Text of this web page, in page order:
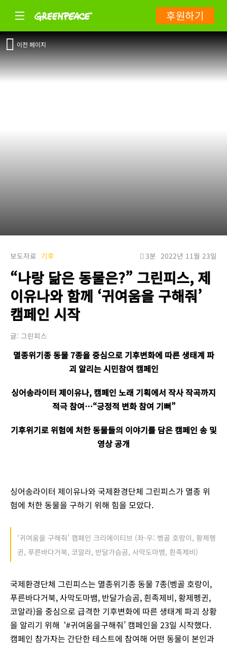
후원하기
이전 페이지
보도자료 기후 3분 2022년 11월 23일
“나랑 닮은 동물은?” 그린피스, 제
이유나와 함께 ‘귀여움을 구해줘’
캠페인 시작
글: 그린피스
멸종위기종 동물 7종을 중심으로 기후변화에 따른 생태계 파
괴 알리는 시민참여 캠페인
싱어송라이터 제이유나, 캠페인 노래 기획에서 작사 작곡까지
적극 참여…“긍정적 변화 참여 기뻐”
기후위기로 위험에 처한 동물들의 이야기를 담은 캠페인 송 및
영상 공개
싱어송라이터 제이유나와 국제환경단체 그린피스가 멸종 위
험에 처한 동물을 구하기 위해 힘을 모았다.
‘귀여움을 구해줘’ 캠페인 크리에이티브 (좌-우: 벵골 호랑이, 황제펭
귄, 푸른바다거북, 코알라, 반달가슴곰, 사막도마뱀, 흰족제비)
국제환경단체 그린피스는 멸종위기종 동물 7종(벵골 호랑이,
푸른바다거북, 사막도마뱀, 반달가슴곰, 흰족제비, 황제펭귄,
코알라)을 중심으로 급격한 기후변화에 따른 생태계 파괴 상황
을 알리기 위해 ‘#귀여움을구해줘’ 캠페인을 23일 시작했다.
캠페인 참가자는 간단한 테스트에 참여해 어떤 동물이 본인과